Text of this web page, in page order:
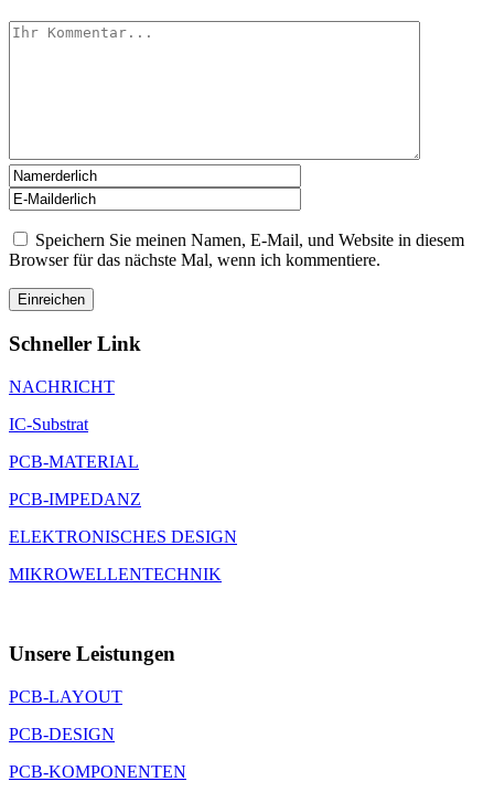
Speichern Sie meinen Namen, E-Mail, und Website in diesem
Browser für das nächste Mal, wenn ich kommentiere.
Schneller Link
NACHRICHT
IC-Substrat
PCB-MATERIAL
PCB-IMPEDANZ
ELEKTRONISCHES DESIGN
MIKROWELLENTECHNIK
Unsere Leistungen
PCB-LAYOUT
PCB-DESIGN
PCB-KOMPONENTEN